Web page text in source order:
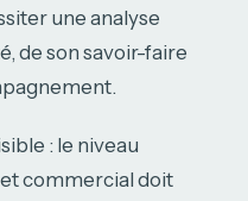
une analyse
de son savoir-faire
: le niveau
commercial doit